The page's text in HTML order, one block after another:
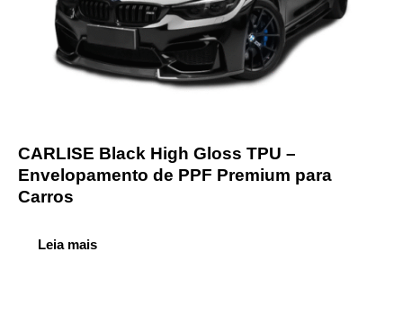
CARLISE Black High Gloss TPU –
Envelopamento de PPF Premium para
Carros
Leia mais